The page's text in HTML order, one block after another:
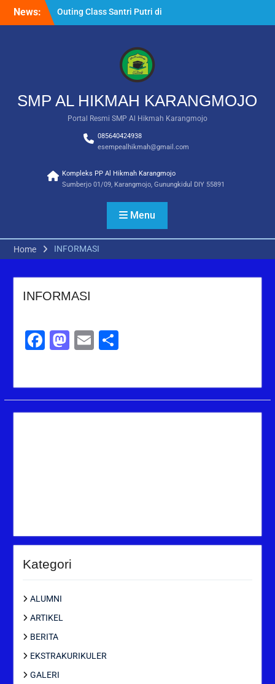
News:
Outing Class Santri Putri di
Water Byur Ponjong
Ekstrakurikuler Tahfidz di
PENDAFTARAN SANTRI
BARU 2026/2027
SMP AL HIKMAH KARANGMOJO
Portal Resmi SMP Al Hikmah Karangmojo
085640424938
esempealhikmah@gmail.com
Kompleks PP Al Hikmah Karangmojo
Sumberjo 01/09, Karangmojo, Gunungkidul DIY 55891
Menu
Home INFORMASI
INFORMASI
Facebook
Mastodon
EmailShare
Kategori
ALUMNI
ARTIKEL
BERITA
EKSTRAKURIKULER
GALERI